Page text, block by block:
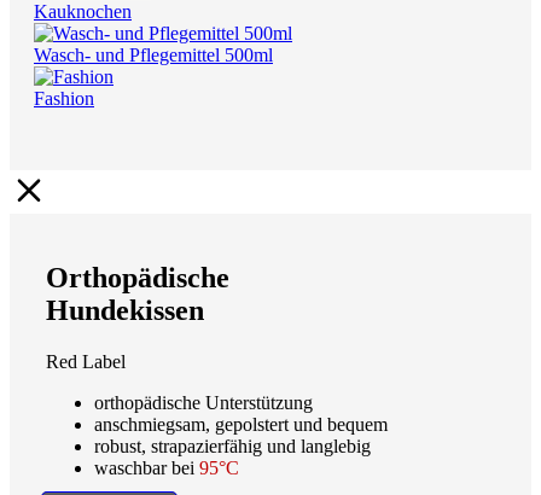
Kauknochen
Wasch- und Pflegemittel 500ml
Fashion
Orthopädische
Hundekissen
Red Label
orthopädische Unterstützung
anschmiegsam, gepolstert und bequem
robust, strapazierfähig und langlebig
waschbar bei 95°C